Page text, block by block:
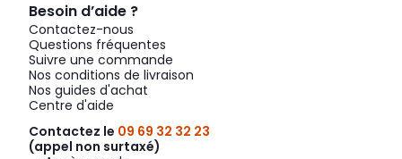
Besoin d’aide ?
Contactez-nous
Questions fréquentes
Suivre une commande
Nos conditions de livraison
Nos guides d'achat
Centre d'aide
Contactez le 09 69 32 32 23
(appel non surtaxé)